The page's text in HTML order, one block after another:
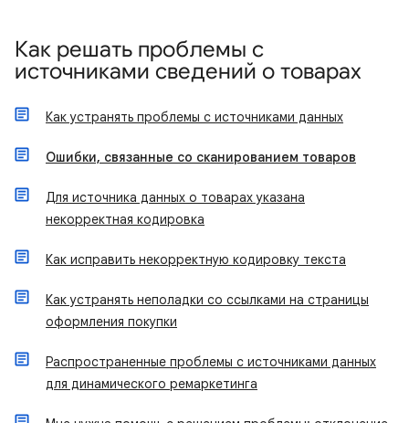
Как решать проблемы с
источниками сведений о товарах
Как устранять проблемы с источниками данных
Ошибки, связанные со сканированием товаров
Для источника данных о товарах указана
некорректная кодировка
Как исправить некорректную кодировку текста
Как устранять неполадки со ссылками на страницы
оформления покупки
Распространенные проблемы с источниками данных
для динамического ремаркетинга